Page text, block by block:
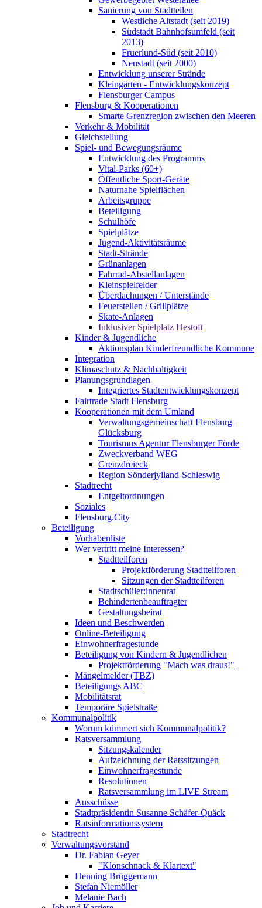
Sanierung von Stadtteilen
Westliche Altstadt (seit 2019)
Südstadt Bahnhofsumfeld (seit
2013)
Fruerlund-Süd (seit 2010)
Neustadt (seit 2000)
Entwicklung unserer Strände
Kleingärten - Entwicklungskonzept
Flensburger Campus
Flensburg & Kooperationen
Smarte Grenzregion zwischen den Meeren
Verkehr & Mobilität
Gleichstellung
Spiel- und Bewegungsräume
Entwicklung des Programms
Vital-Parks (60+)
Öffentliche Sport-Geräte
Naturnahe Spielflächen
Arbeitsgruppe
Beteiligung
Schulhöfe
Spielplätze
Jugend-Aktivitätsräume
Stadt-Strände
Grünanlagen
Fahrrad-Abstellanlagen
Kleinspielfelder
Überdachungen / Unterstände
Feuerstellen / Grillplätze
Skate-Anlagen
Inklusiver Spielplatz Hestoft
Kinder & Jugendliche
Aktionsplan Kinderfreundliche Kommune
Integration
Klimaschutz & Nachhaltigkeit
Planungsgrundlagen
Integriertes Stadtentwicklungskonzept
Fairtrade Stadt Flensburg
Kooperationen mit dem Umland
Verwaltungsgemeinschaft Flensburg-
Glücksburg
Tourismus Agentur Flensburger Förde
Zweckverband WEG
Grenzdreieck
Region Sönderjylland-Schleswig
Stadtrecht
Entgeltordnungen
Soziales
Flensburg.City
Beteiligung
Vorhabenliste
Wer vertritt meine Interessen?
Stadtteilforen
Projektförderung Stadtteilforen
Sitzungen der Stadtteilforen
Stadtschüler:innenrat
Behindertenbeauftragter
Gestaltungsbeirat
Ideen und Beschwerden
Online-Beteiligung
Einwohnerfragestunde
Beteiligung von Kindern & Jugendlichen
Projektförderung "Mach was draus!"
Mängelmelder (TBZ)
Beteiligungs ABC
Mobilitätsrat
Temporäre Spielstraße
Kommunalpolitik
Worum kümmert sich Kommunalpolitik?
Ratsversammlung
Sitzungskalender
Aufzeichnung der Ratssitzungen
Einwohnerfragestunde
Resolutionen
Ratsversammlung im LIVE Stream
Ausschüsse
Stadtpräsidentin Susanne Schäfer-Quäck
Ratsinformationssystem
Stadtrecht
Verwaltungsvorstand
Dr. Fabian Geyer
"Klönschnack & Klartext"
Henning Brüggemann
Stefan Niemöller
Melanie Bach